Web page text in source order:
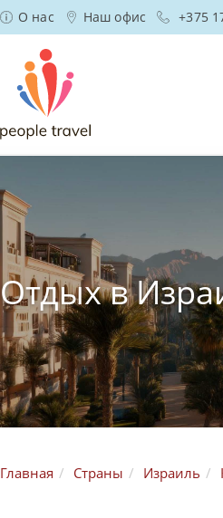
О нас Наш офис +375
Отдых в
Главная Страны Израиль